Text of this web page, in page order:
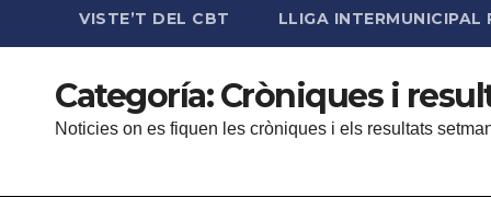
VISTE’T DEL CBT LLIGA INTERMUNICIPAL
Categoría:Cròniques i
Noticies on es fiquen les cròniques i els resultats